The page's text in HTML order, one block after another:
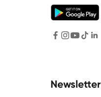
Newsletter